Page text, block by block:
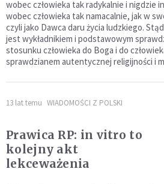
wobec człowieka tak radykalnie i nigdzie
wobec człowieka tak namacalnie, jak w
czyli jako Dawca daru życia ludzkiego.
jest wykładnikiem i podstawowym
stosunku człowieka do Boga i do
sprawdzianem autentycznej religijności i
13 lat temu WIADOMOŚCI Z POLSKI
Prawica RP: in vitro to
kolejny akt
lekceważenia